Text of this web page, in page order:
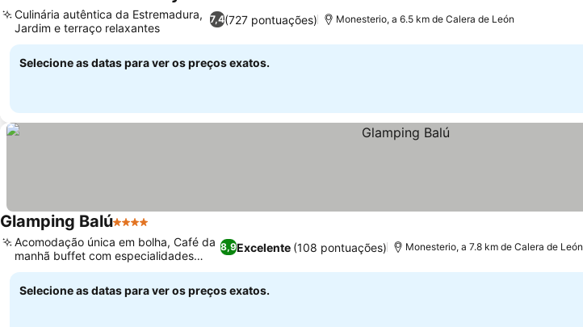
7,4(727 pontuações)
Culinária autêntica da Estremadura,
Jardim e terraço relaxantes
Monesterio, a 6.5 km de Calera de León
Selecione as datas para ver os preços exatos.
Glamping Balú4 Estrelas
8,9Excelente (108 pontuações)
Acomodação única em bolha, Café da
manhã buffet com especialidades
locais
Monesterio, a 7.8 km de Calera de León
Selecione as datas para ver os preços exatos.